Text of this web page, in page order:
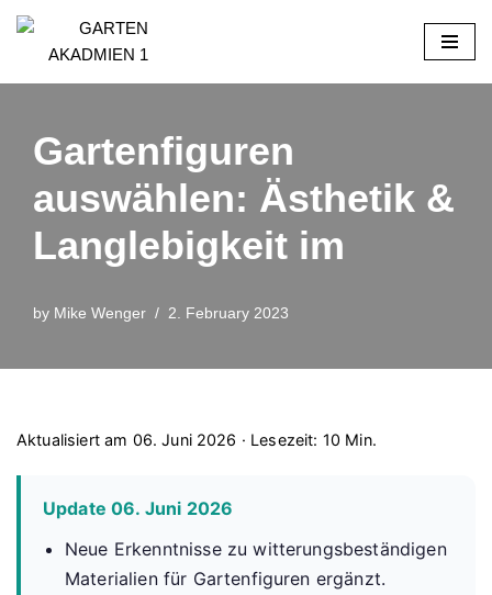
to
Gartenfiguren
auswählen: Ästhetik &
Langlebigkeit im
by Mike Wenger 2. February 2023
Aktualisiert am 06. Juni 2026 · Lesezeit: 10 Min.
Update 06. Juni 2026
Neue Erkenntnisse zu witterungsbeständigen
Materialien für Gartenfiguren ergänzt.